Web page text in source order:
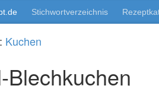
Stichwortverzeichnis
Kuchen
Blechkuchen